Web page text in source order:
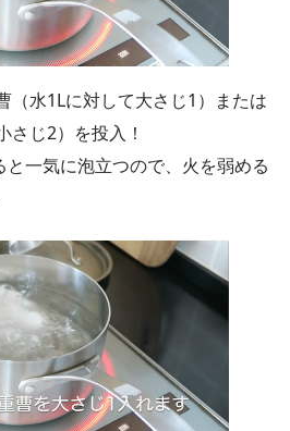
（水1Lに対して大さじ1）または
さじ2）を投入！
一気に泡立つので、火を弱める